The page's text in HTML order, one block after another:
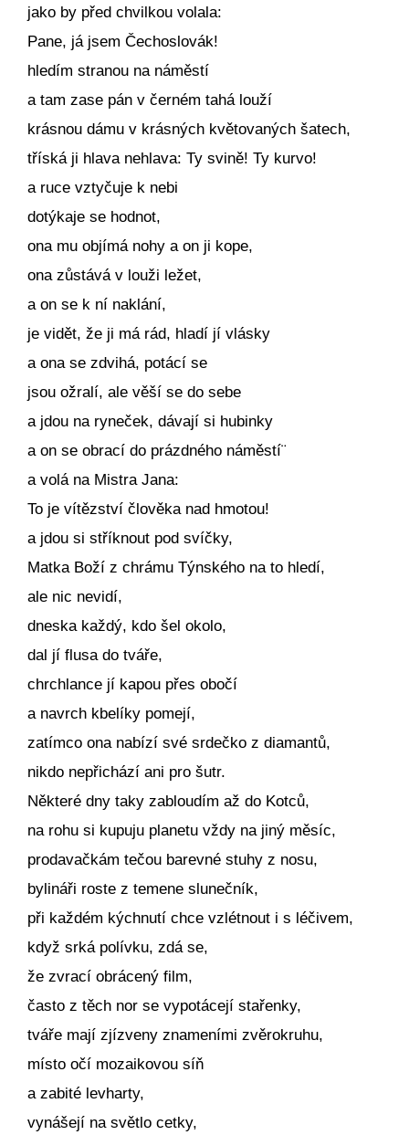
jako by před chvilkou volala:
Pane, já jsem Čechoslovák!
hledím stranou na náměstí
a tam zase pán v černém tahá louží
krásnou dámu v krásných květovaných šatech,
tříská ji hlava nehlava: Ty svině! Ty kurvo!
a ruce vztyčuje k nebi
dotýkaje se hodnot,
ona mu objímá nohy a on ji kope,
ona zůstává v louži ležet,
a on se k ní naklání,
je vidět, že ji má rád, hladí jí vlásky
a ona se zdvihá, potácí se
jsou ožralí, ale věší se do sebe
a jdou na ryneček, dávají si hubinky
a on se obrací do prázdného náměstí¨
a volá na Mistra Jana:
To je vítězství člověka nad hmotou!
a jdou si stříknout pod svíčky,
Matka Boží z chrámu Týnského na to hledí,
ale nic nevidí,
dneska každý, kdo šel okolo,
dal jí flusa do tváře,
chrchlance jí kapou přes obočí
a navrch kbelíky pomejí,
zatímco ona nabízí své srdečko z diamantů,
nikdo nepřichází ani pro šutr.
Některé dny taky zabloudím až do Kotců,
na rohu si kupuju planetu vždy na jiný měsíc,
prodavačkám tečou barevné stuhy z nosu,
bylináři roste z temene slunečník,
při každém kýchnutí chce vzlétnout i s léčivem,
když srká polívku, zdá se,
že zvrací obrácený film,
často z těch nor se vypotácejí stařenky,
tváře mají zjízveny znameními zvěrokruhu,
místo očí mozaikovou síň
a zabité levharty,
vynášejí na světlo cetky,